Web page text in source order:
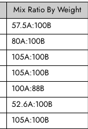
Mix Ratio By Weight
57.5A:100B
80A:100B
105A:100B
105A:100B
100A:88B
52.6A:100B
105A:100B